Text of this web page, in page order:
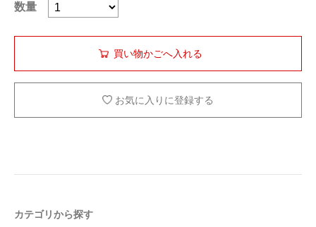
数量
お気に入りに登録する
カテゴリから探す